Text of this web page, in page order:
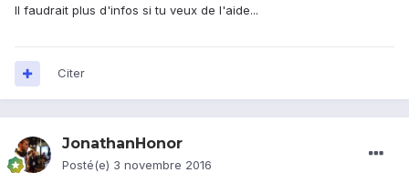
Il faudrait plus d'infos si tu veux de l'aide...
Citer
JonathanHonor
Posté(e) 3 novembre 2016